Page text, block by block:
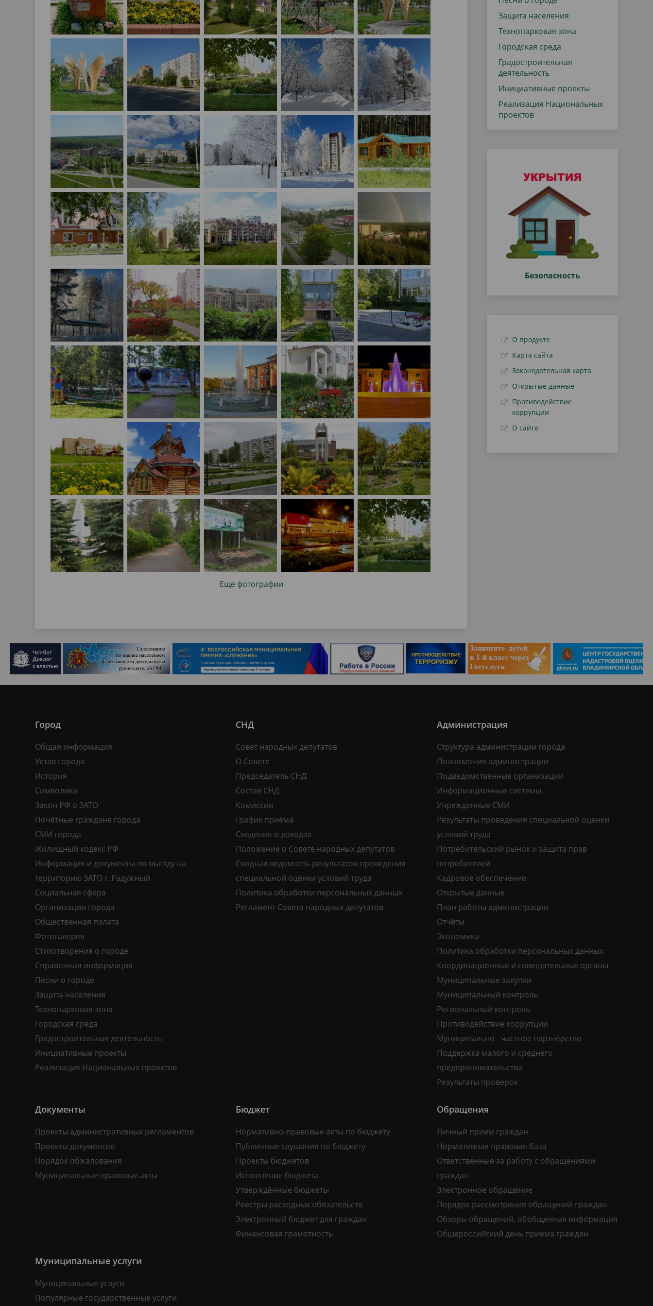
Еще фотографии
Защита населения
Технопарковая зона
Городская среда
Градостроительная
деятельность
Инициативные проекты
Реализация Национальных
проектов
Безопасность
О продукте
Карта сайта
Законодательная карта
Открытые данные
Противодействие
коррупции
О сайте
Город
Общая информация
Устав города
История
Символика
Закон РФ о ЗАТО
Почётные граждане города
СМИ города
Жилищный кодекс РФ
Информация и документы по въезду на
территорию ЗАТО г. Радужный
Социальная сфера
Организации города
Общественная палата
Фотогалерея
Стихотворения о городе
Справочная информация
Песни о городе
Защита населения
Технопарковая зона
Городская среда
Градостроительная деятельность
Инициативные проекты
Реализация Национальных проектов
СНД
Совет народных депутатов
О Совете
Председатель СНД
Состав СНД
Комиссии
График приёма
Сведения о доходах
Положение о Совете народных депутатов
Сводная ведомость результатов проведения
специальной оценки условий труда
Политика обработки персональных данных
Регламент Совета народных депутатов
Администрация
Структура администрации города
Полномочия администрации
Подведомственные организации
Информационные системы
Учрежденные СМИ
Результаты проведения специальной оценки
условий труда
Потребительский рынок и защита прав
потребителей
Кадровое обеспечение
Открытые данные
План работы администрации
Отчёты
Экономика
Политика обработки персональных данных
Координационные и совещательные органы
Муниципальные закупки
Муниципальный контроль
Региональный контроль
Противодействие коррупции
Муниципально - частное партнёрство
Поддержка малого и среднего
предпринимательства
Результаты проверок
Документы
Проекты административных регламентов
Проекты документов
Порядок обжалования
Муниципальные правовые акты
Бюджет
Нормативно-правовые акты по бюджету
Публичные слушания по бюджету
Проекты бюджетов
Исполнение бюджета
Утверждённые бюджеты
Реестры расходных обязательств
Электронный бюджет для граждан
Финансовая грамотность
Обращения
Личный прием граждан
Нормативная правовая база
Ответственные за работу с обращениями
граждан
Электронное обращение
Порядок рассмотрения обращений граждан
Обзоры обращений, обобщенная информация
Общероссийский день приема граждан
Муниципальные услуги
Муниципальные услуги
Популярные государственные услуги